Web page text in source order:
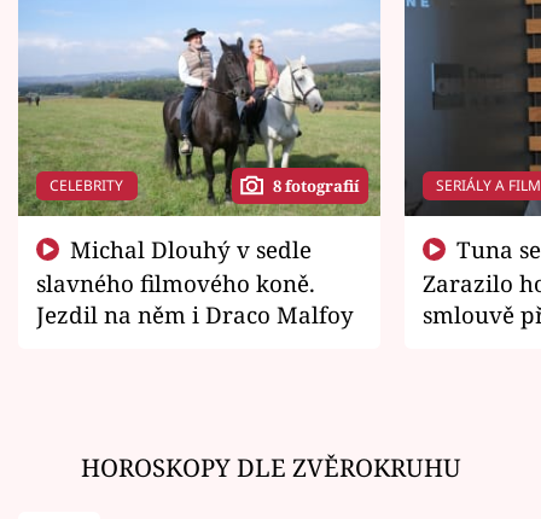
CELEBRITY 8 fotografií
slavného filmového koně.
Jezdil na něm i Draco Malfoy
SERIÁLY A
Zarazilo
smlouvě
HOROSKOPY DLE ZVĚROKRUHU